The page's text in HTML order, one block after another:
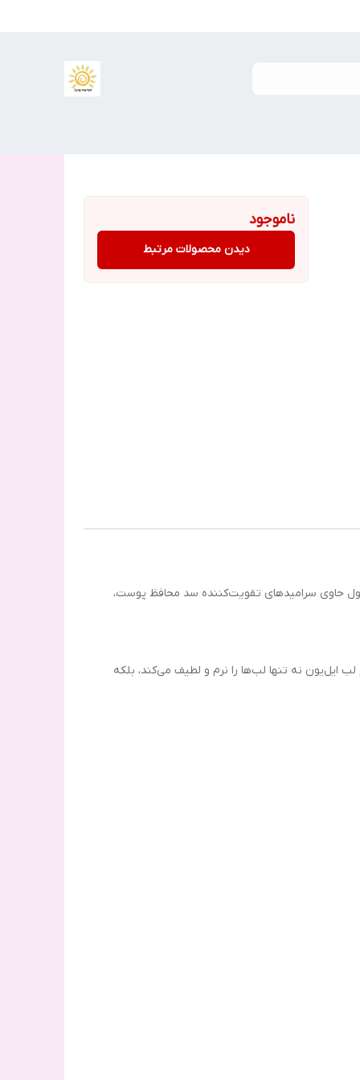
ناموجود
دیدن محصولات مرتبط
حاوی سرامیدهای تقویت‌کننده سد محافظ پوست،
ایل‌یون نه تنها لب‌ها را نرم و لطیف می‌کند، بلکه